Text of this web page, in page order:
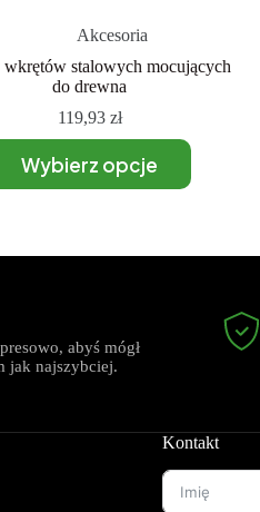
Akcesoria
wkrętów stalowych mocujących
do drewna
119,93 zł
Wybierz opcje
abyś mógł
jak najszybciej.
Kontakt